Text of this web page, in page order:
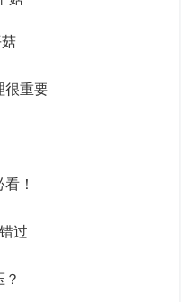
很重要
！
过